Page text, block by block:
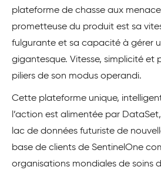
plateforme de chasse aux
prometteuse du produit est sa
fulgurante et sa capacité à gérer
gigantesque. Vitesse, simplicité et
piliers de son modus operandi.
Cette plateforme unique,
l’action est alimentée par
lac de données futuriste de
base de clients de SentinelOne
organisations mondiales de soins